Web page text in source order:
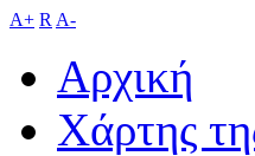
A+ R A-
Αρχική
Χάρτης